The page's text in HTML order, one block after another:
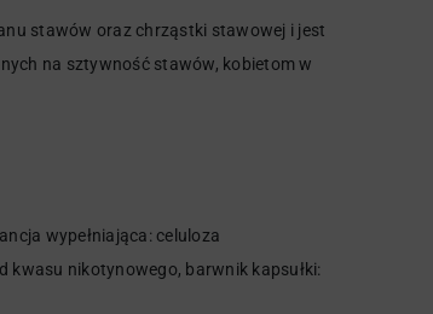
stawów oraz chrząstki stawowej i jest
na sztywność stawów, kobietom w
wypełniająca: celuloza
kwasu nikotynowego, barwnik kapsułki: